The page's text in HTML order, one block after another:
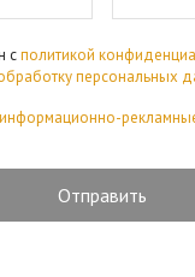
сполитикой
персональных
информационно-